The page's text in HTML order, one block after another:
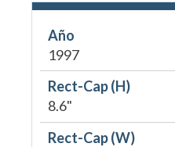
Año
1997
Rect-Cap (H)
8.6"
Rect-Cap (W)